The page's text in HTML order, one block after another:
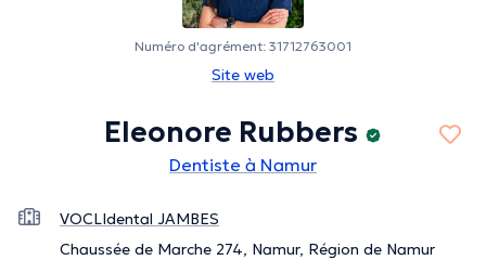
Numéro d'agrément: 31712763001
Site web
Eleonore Rubbers
Dentiste à Namur
VOCLIdental JAMBES
Chaussée de Marche 274, Namur, Région de Namur